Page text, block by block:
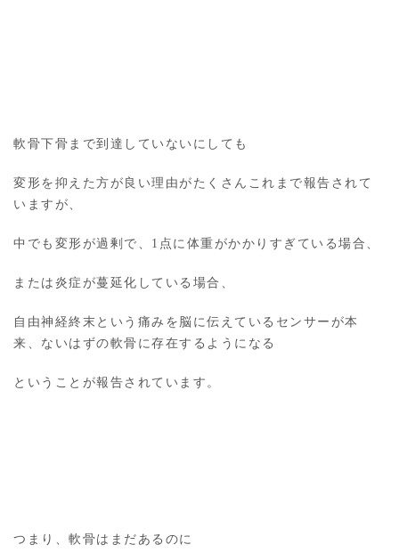
軟骨下骨まで到達していないにしても
変形を抑えた方が良い理由がたくさんこれまで報告されて
いますが、
中でも変形が過剰で、1点に体重がかかりすぎている場合、
または炎症が蔓延化している場合、
自由神経終末という痛みを脳に伝えているセンサーが本
来、ないはずの軟骨に存在するようになる
ということが報告されています。
つまり、軟骨はまだあるのに